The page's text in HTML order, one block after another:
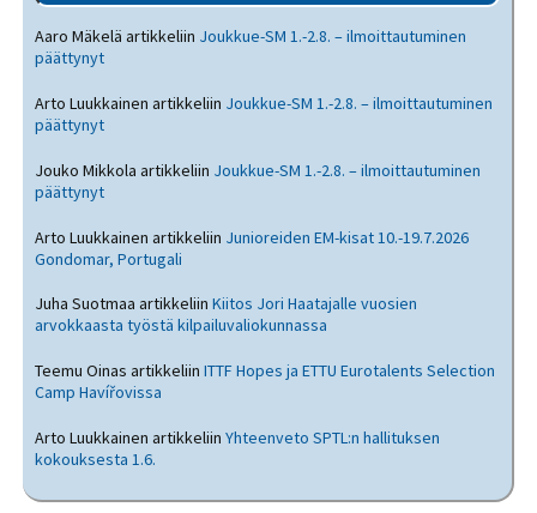
Aaro Mäkelä artikkeliin Joukkue-SM 1.-2.8. – ilmoittautuminen
päättynyt
Arto Luukkainen artikkeliin Joukkue-SM 1.-2.8. – ilmoittautuminen
päättynyt
Jouko Mikkola artikkeliin Joukkue-SM 1.-2.8. – ilmoittautuminen
päättynyt
Arto Luukkainen artikkeliin Junioreiden EM-kisat 10.-19.7.2026
Gondomar, Portugali
Juha Suotmaa artikkeliinKiitos Jori Haatajalle vuosien
arvokkaasta työstä kilpailuvaliokunnassa
Teemu Oinas artikkeliinITTF Hopes ja ETTU Eurotalents Selection
Camp Havířovissa
Arto Luukkainen artikkeliinYhteenveto SPTL:n hallituksen
kokouksesta 1.6.